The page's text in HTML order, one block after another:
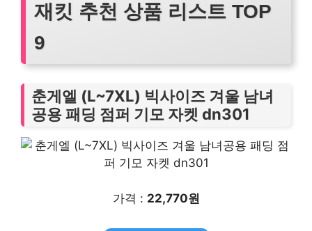
재킷 추천 상품 리스트 TOP
9
춘게엘 (L~7XL) 빅사이즈 겨울 남녀
공용 패딩 점퍼 기모 자켓 dn301
가격 : 22,770원